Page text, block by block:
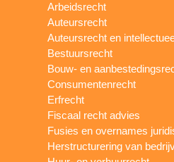
Arbeidsrecht
Auteursrecht
Auteursrecht en
Bestuursrecht
Bouw- en
Consumentenrecht
Erfrecht
Fiscaal recht advies
Fusies en overnames
Herstructurering van